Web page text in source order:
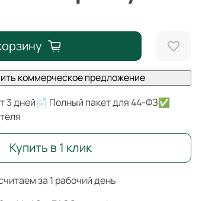
за 1 рабочий день
коммерческое предложение
3 дней📄 Полный пакет для 44-ФЗ✅
Купить в 1 клик